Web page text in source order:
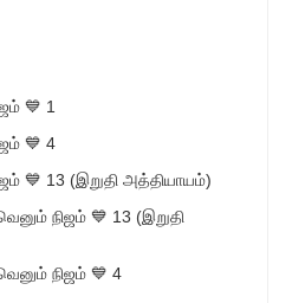
💙 1
💙 4
💙 13 (இறுதி அத்தியாயம்)
நிஜம் 💙 13 (இறுதி
நிஜம் 💙 4